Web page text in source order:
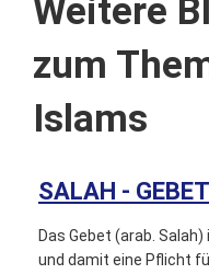
Weitere
zum
Islams
SALAH - GEBET
Das Gebet (arab.
und damit eine Pflicht